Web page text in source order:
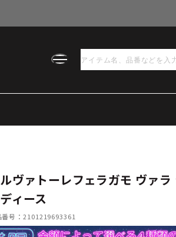
ヴァトーレフェラガモ ヴァ
ィース
番号：2101219693361